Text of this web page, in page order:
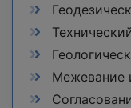
Межевание